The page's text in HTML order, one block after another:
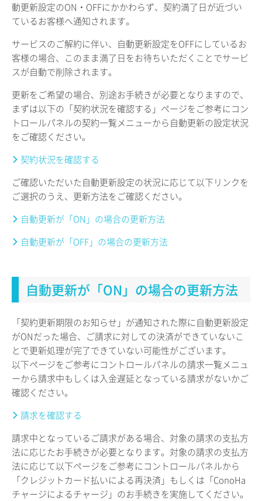
動更新設定のON・OFFにかかわらず、契約満了日が近づい
ているお客様へ通知されます。
サービスのご解約に伴い、自動更新設定をOFFにしているお
客様の場合、このまま満了日をお待ちいただくことでサービ
スが自動で削除されます。
更新をご希望の場合、別途お手続きが必要となりますので、
まずは以下の「契約状況を確認する」ページをご参考にコン
トロールパネルの契約一覧メニューから自動更新の設定状況
をご確認ください。
契約状況を確認する
ご確認いただいた自動更新設定の状況に応じて以下リンクを
ご選択のうえ、更新方法をご確認ください。
自動更新が「ON」の場合の更新方法
自動更新が「OFF」の場合の更新方法
自動更新が「ON」の場合の更新方法
「契約更新期限のお知らせ」が通知された際に自動更新設定
がONだった場合、ご請求に対しての決済ができていないこ
とで更新処理が完了できていない可能性がございます。
以下ページをご参考にコントロールパネルの請求一覧メニュ
ーから請求中もしくは入金遅延となっている請求がないかご
確認ください。
請求を確認する
請求中となっているご請求がある場合、対象の請求の支払方
法に応じたお手続きが必要となります。対象の請求の支払方
法に応じて以下ページをご参考にコントロールパネルから
「クレジットカード払いによる再決済」もしくは「ConoHa
チャージによるチャージ」のお手続きを実施してください。